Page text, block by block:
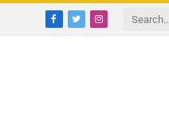
Facebook
TwitterInstagram